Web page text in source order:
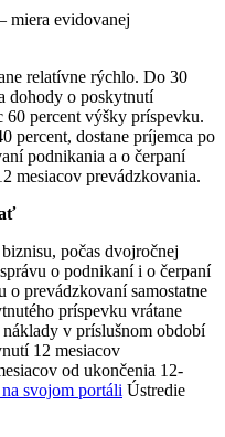
miera evidovanej
relatívne rýchlo. Do 30
dohody o poskytnutí
percent výšky príspevku.
percent, dostane príjemca po
podnikania a o čerpaní
mesiacov prevádzkovania.
počas dvojročnej
o podnikaní i o čerpaní
prevádzkovaní samostatne
príspevku vrátane
v príslušnom období
12 mesiacov
od ukončenia 12-
svojom portáli Ústredie